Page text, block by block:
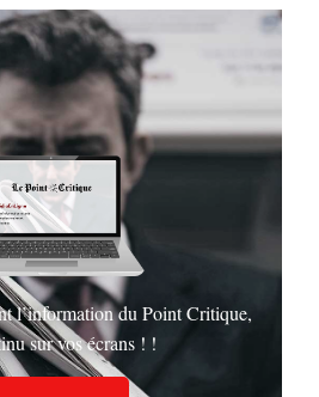
l’information du Point Critique,
sur vos écrans ! !